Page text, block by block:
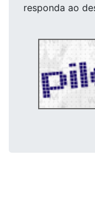
responda ao